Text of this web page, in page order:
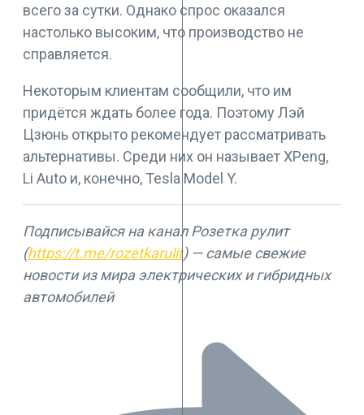
всего за сутки. Однако спрос оказался
настолько высоким, что производство не
справляется.
Некоторым клиентам сообщили, что им
придётся ждать более года. Поэтому Лэй
Цзюнь открыто рекомендует рассматривать
альтернативы. Среди них он называет XPeng,
Li Auto и, конечно, Tesla Model Y.
Подписывайся на канал Розетка рулит
(https://t.me/rozetkarulit) — самые свежие
новости из мира электрических и гибридных
автомобилей